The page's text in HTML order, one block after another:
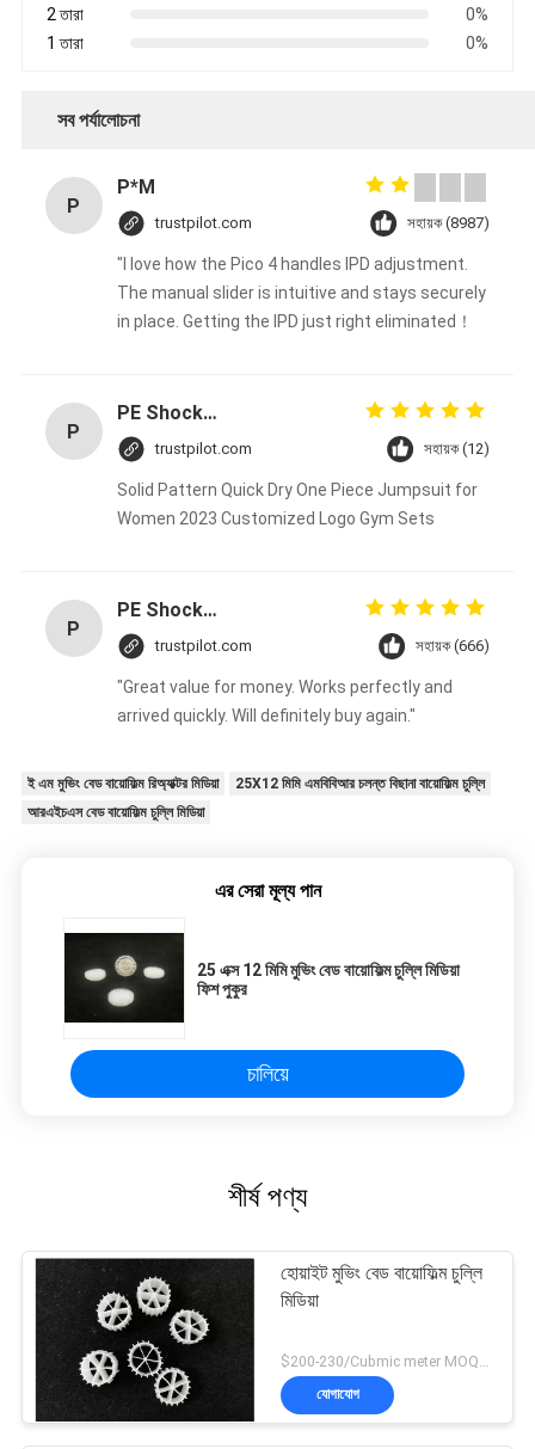
2 তারা
0%
1 তারা
0%
সব পর্যালোচনা
P
P*M
trustpilot.com সহায়ক (8987)
"I love how the Pico 4 handles IPD adjustment.
The manual slider is intuitive and stays securely
in place. Getting the IPD just right eliminated！
P
PE Shockproof Aquariums MBBR Filter Media White Color Fda Carrier 25x4MM
trustpilot.com সহায়ক (12)
Solid Pattern Quick Dry One Piece Jumpsuit for
Women 2023 Customized Logo Gym Sets
P
PE Shockproof Aquariums MBBR Filter Media White Color Fda Carrier 25x4MM
trustpilot.com সহায়ক (666)
"Great value for money. Works perfectly and
arrived quickly. Will definitely buy again."
ই এম মুভিং বেড বায়োফিল্ম রিঅ্যাক্টর মিডিয়া
25X12 মিমি এমবিবিআর চলন্ত বিছানা বায়োফিল্ম চুল্লি
আরএইচএস বেড বায়োফিল্ম চুল্লি মিডিয়া
এর সেরা মূল্য পান
25 এক্স 12 মিমি মুভিং বেড বায়োফিল্ম চুল্লি মিডিয়া
ফিশ পুকুর
চালিয়ে
শীর্ষ পণ্য
হোয়াইট মুভিং বেড বায়োফিল্ম চুল্লি
মিডিয়া
$200-230/Cubmic meter MOQ:1CubmicMeter
যোগাযোগ